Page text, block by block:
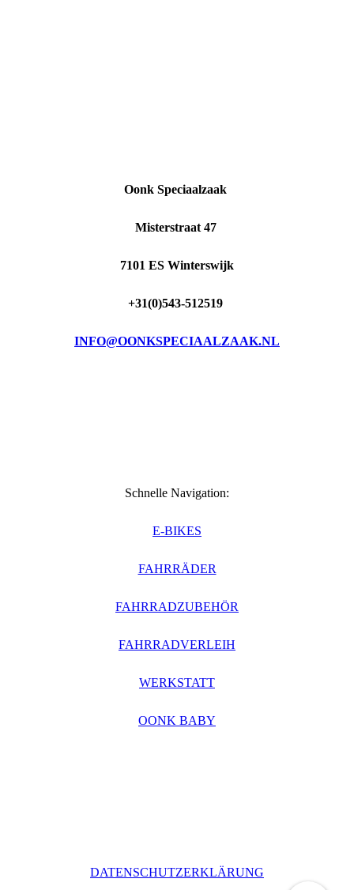
Oonk Speciaalzaak
Misterstraat 47
7101 ES Winterswijk
+31(0)543-512519
INFO@OONKSPECIAALZAAK.NL
Schnelle Navigation:
E-BIKES
FAHRRÄDER
FAHRRADZUBEHÖR
FAHRRADVERLEIH
WERKSTATT
OONK BABY
DATENSCHUTZERKLÄRUNG